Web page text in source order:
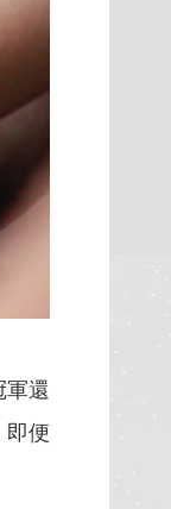
還
即便